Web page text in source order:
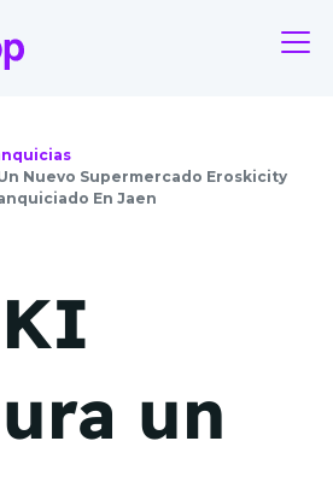
Nuevo Supermercado Eroskicity
En Jaen
un